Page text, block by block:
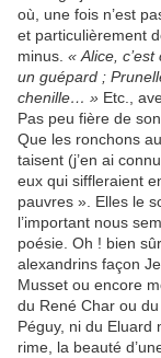
où, une fois n’est
et particulièrement
minus. « Alice,
un guépard ;
chenille… » Etc.,
Pas peu fière de
Que les ronchons
taisent (j’en ai
eux qui siffleraient
pauvres ». Elles le
l’important nous
poésie. Oh ! bien
alexandrins façon
Musset ou encore
du René Char ou
Péguy, ni du Eluard
rime, la beauté